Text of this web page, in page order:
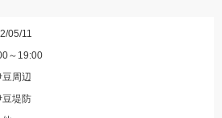
05/11
～19:00
豆周辺
豆堤防